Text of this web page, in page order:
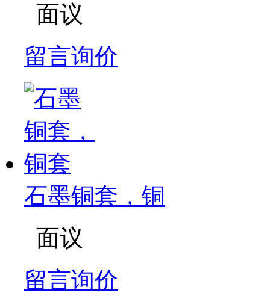
面议
留言询价
石墨铜套，铜
面议
留言询价